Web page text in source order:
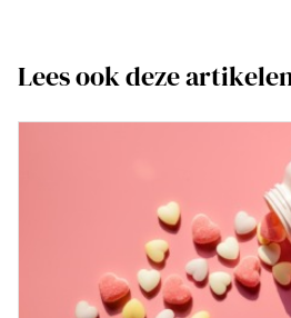
Lees ook deze